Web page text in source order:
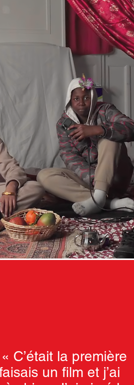
C’était la première
un film et j’ai